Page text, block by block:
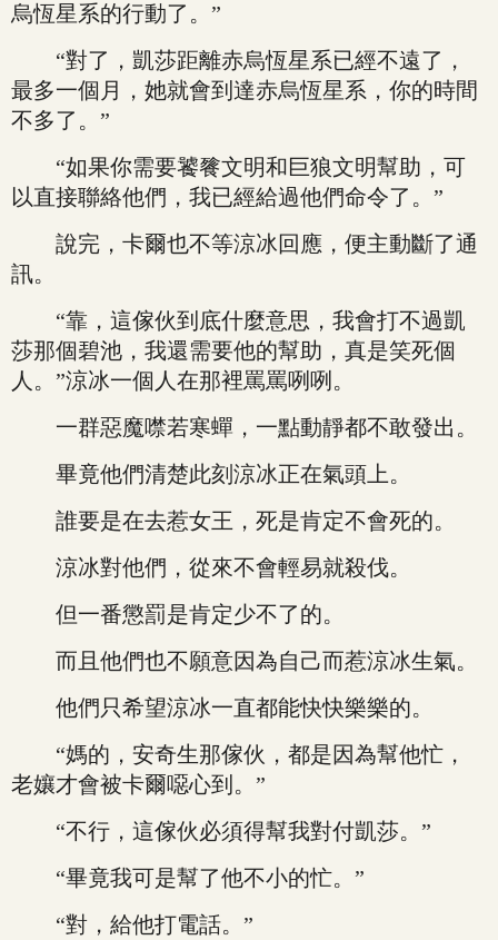
烏恆星系的行動了。”
“對了，凱莎距離赤烏恆星系已經不遠了，
最多一個月，她就會到達赤烏恆星系，你的時間
不多了。”
“如果你需要饕餮文明和巨狼文明幫助，可
以直接聯絡他們，我已經給過他們命令了。”
說完，卡爾也不等涼冰回應，便主動斷了通
訊。
“靠，這傢伙到底什麼意思，我會打不過凱
莎那個碧池，我還需要他的幫助，真是笑死個
人。”涼冰一個人在那裡罵罵咧咧。
一群惡魔噤若寒蟬，一點動靜都不敢發出。
畢竟他們清楚此刻涼冰正在氣頭上。
誰要是在去惹女王，死是肯定不會死的。
涼冰對他們，從來不會輕易就殺伐。
但一番懲罰是肯定少不了的。
而且他們也不願意因為自己而惹涼冰生氣。
他們只希望涼冰一直都能快快樂樂的。
“媽的，安奇生那傢伙，都是因為幫他忙，
老孃才會被卡爾噁心到。”
“不行，這傢伙必須得幫我對付凱莎。”
“畢竟我可是幫了他不小的忙。”
“對，給他打電話。”